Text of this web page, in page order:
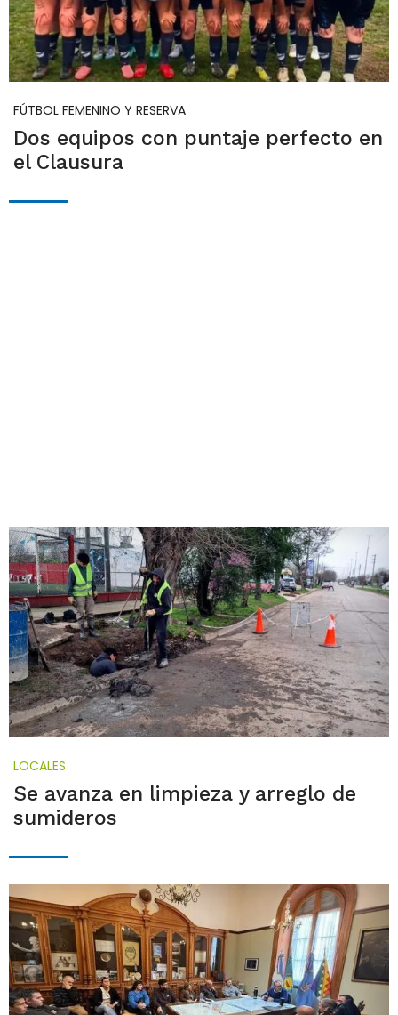
FÚTBOL FEMENINO Y RESERVA
Dos equipos con puntaje perfecto en
el Clausura
LOCALES
Se avanza en limpieza y arreglo de
sumideros